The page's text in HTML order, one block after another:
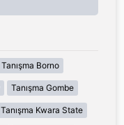
Tanışma Borno
Tanışma Gombe
Tanışma Kwara State